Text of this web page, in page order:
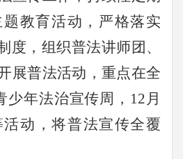
教育活动， 严格落实
度，组织普法讲师团、
展普法活动， 重点在全
少年法治宣传周， 12 月
活动，将普法宣传全覆